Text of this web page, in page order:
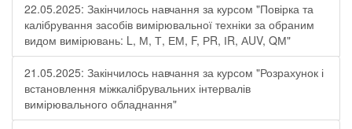
22.05.2025: Закінчилось навчання за курсом "Повірка та
калібрування засобів вимірювальної техніки за обраним
видом вимірювань: L, М, Т, ЕМ, F, РR, ІR, АUV, QМ"
21.05.2025: Закінчилось навчання за курсом "Розрахунок і
встановлення міжкалібрувальних інтервалів
вимірювального обладнання"